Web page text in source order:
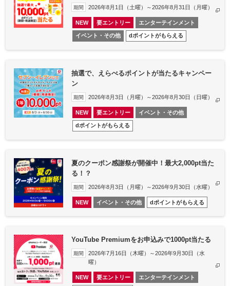
期間 2026年8月1日（土曜）～2026年8月31日（月曜）​
NEW 要エントリー エンターテインメント
イベント・その他 dポイントがもらえる
抽選で、えらべるポイントが当たるキャンペー
ン
期間 2026年8月3日（月曜）～2026年8月30日（日曜）​
NEW 要エントリー イベント・その他
dポイントがもらえる
夏のクーポン感謝祭が開催中！最大2,000pt当た
る！？
期間 2026年8月3日（月曜）～2026年9月30日（水曜）​
NEW イベント・その他 dポイントがもらえる
YouTube Premiumをお申込みで1000pt当たる
期間
2026年7月16日（木曜）～2026年9月30日（水
曜）​
NEW 要エントリー エンターテインメント